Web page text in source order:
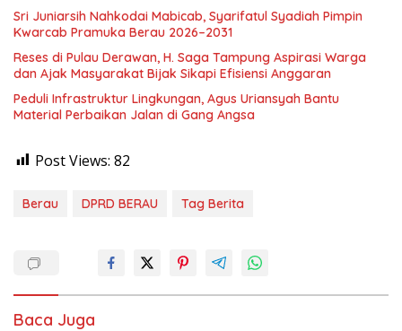
Sri Juniarsih Nahkodai Mabicab, Syarifatul Syadiah Pimpin
Kwarcab Pramuka Berau 2026–2031
Reses di Pulau Derawan, H. Saga Tampung Aspirasi Warga
dan Ajak Masyarakat Bijak Sikapi Efisiensi Anggaran
Peduli Infrastruktur Lingkungan, Agus Uriansyah Bantu
Material Perbaikan Jalan di Gang Angsa
Post Views: 82
Berau DPRD BERAU Tag Berita
Baca Juga